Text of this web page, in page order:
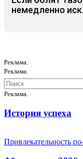
немедленно
Реклама.
Реклама.
Реклама.
История успеха
Привлекательность